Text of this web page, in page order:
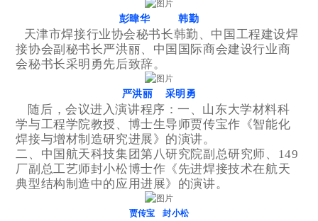
彭暐华 韩勤
天津市焊接行业协会秘书长韩勤、中国工程建设焊
接协会副秘书长严洪丽、中国国际商会建设行业商
会秘书长采明勇先后致辞。
严洪丽 采明勇
随后，会议进入演讲程序：一、山东大学材料科
学与工程学院教授、博士生导师贾传宝作《智能化
焊接与增材制造研究进展》的演讲。
二、中国航天科技集团第八研究院副总研究师、149
厂副总工艺师封小松博士作《先进焊接技术在航天
典型结构制造中的应用进展》的演讲。
贾传宝 封小松